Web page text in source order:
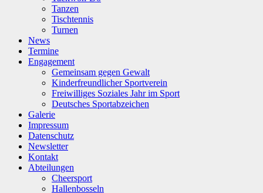
Tanzen
Tischtennis
Turnen
News
Termine
Engagement
Gemeinsam gegen Gewalt
Kinderfreundlicher Sportverein
Freiwilliges Soziales Jahr im Sport
Deutsches Sportabzeichen
Galerie
Impressum
Datenschutz
Newsletter
Kontakt
Abteilungen
Cheersport
Hallenbosseln